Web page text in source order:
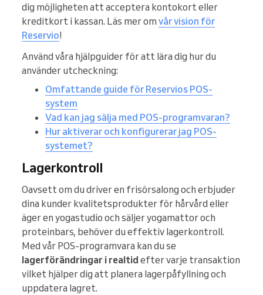
dig möjligheten att acceptera kontokort eller
kreditkort i kassan. Läs mer om vår vision för
Reservio!
Använd våra hjälpguider för att lära dig hur du
använder utcheckning:
Omfattande guide för Reservios POS-
system
Vad kan jag sälja med POS-programvaran?
Hur aktiverar och konfigurerar jag POS-
systemet?
Lagerkontroll
Oavsett om du driver en frisörsalong och erbjuder
dina kunder kvalitetsprodukter för hårvård eller
äger en yogastudio och säljer yogamattor och
proteinbars, behöver du effektiv lagerkontroll.
Med vår POS-programvara kan du se
lagerförändringar i realtid efter varje transaktion
vilket hjälper dig att planera lagerpåfyllning och
uppdatera lagret.